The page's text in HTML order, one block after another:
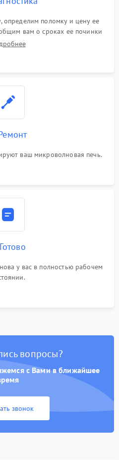
определим поломку и цену ее
вам о сроках ее починки
ваш микроволновая печь.
у вас в полностью рабочем
вопросы?
с Вами в ближайшее
звонок